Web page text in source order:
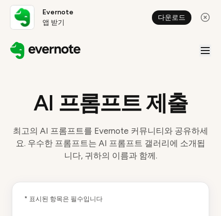
Evernote
앱 받기
다운로드
AI 프롬프트 제출
최고의 AI 프롬프트를 Evernote 커뮤니티와 공유하세
요. 우수한 프롬프트는 AI 프롬프트 갤러리에 소개됩
니다, 귀하의 이름과 함께.
* 표시된 항목은 필수입니다